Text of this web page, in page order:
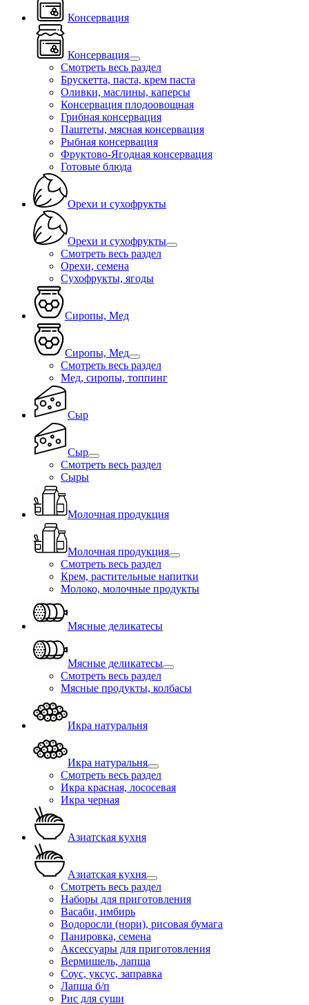
Консервация
Консервация
Смотреть весь раздел
Брускетта, паста, крем паста
Оливки, маслины, каперсы
Консервация плодоовощная
Грибная консервация
Паштеты, мясная консервация
Рыбная консервация
Фруктово-Ягодная консервация
Готовые блюда
Орехи и сухофрукты
Орехи и сухофрукты
Смотреть весь раздел
Орехи, семена
Сухофрукты, ягоды
Сиропы, Мед
Сиропы, Мед
Смотреть весь раздел
Мед, сиропы, топпинг
Сыр
Сыр
Смотреть весь раздел
Сыры
Молочная продукция
Молочная продукция
Смотреть весь раздел
Крем, растительные напитки
Молоко, молочные продукты
Мясные деликатесы
Мясные деликатесы
Смотреть весь раздел
Мясные продукты, колбасы
Икра натуральня
Икра натуральня
Смотреть весь раздел
Икра красная, лососевая
Икра черная
Азиатская кухня
Азиатская кухня
Смотреть весь раздел
Наборы для приготовления
Васаби, имбирь
Водоросли (нори), рисовая бумага
Панировка, семена
Аксессуары для приготовления
Вермишель, лапша
Соус, уксус, заправка
Лапша б/п
Рис для суши